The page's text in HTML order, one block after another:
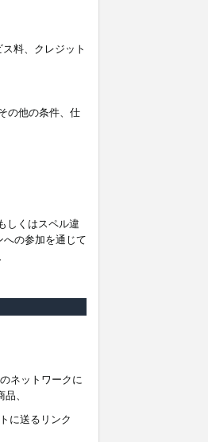
料、クレジット
の他の条件、仕
しくはスペル違
の参加を通じて
ネットワークに
、
に送るリンク